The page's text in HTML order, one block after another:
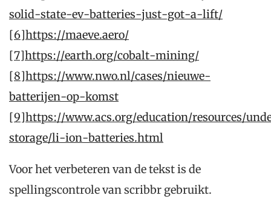
solid-state-ev-batteries-just-got-a-lift/
[6]https://maeve.aero/
[7]https://earth.org/cobalt-mining/
[8]https://www.nwo.nl/cases/nieuwe-
batterijen-op-komst
[9]https://www.acs.org/education/resources/
storage/li-ion-batteries.html
Voor het verbeteren van de tekst is de
spellingscontrole van scribbr gebruikt.